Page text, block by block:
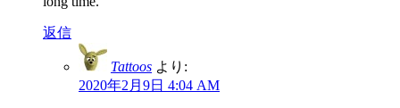
返信
Tattoos より:
2020年2月9日 4:04 AM